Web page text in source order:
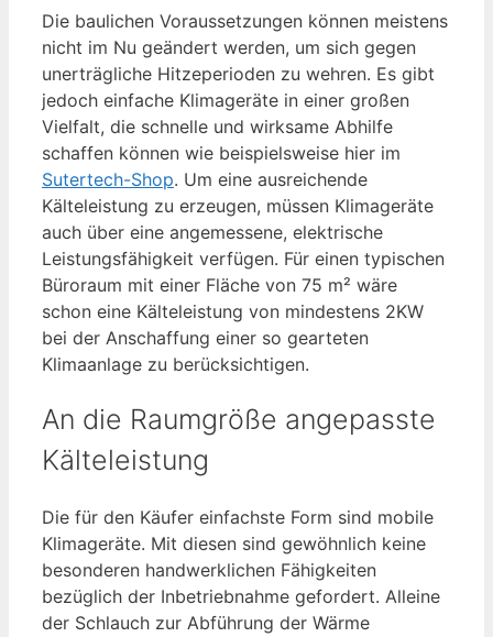
Die baulichen Voraussetzungen können meistens
nicht im Nu geändert werden, um sich gegen
unerträgliche Hitzeperioden zu wehren. Es gibt
jedoch einfache Klimageräte in einer großen
Vielfalt, die schnelle und wirksame Abhilfe
schaffen können wie beispielsweise hier im
Sutertech-Shop. Um eine ausreichende
Kälteleistung zu erzeugen, müssen Klimageräte
auch über eine angemessene, elektrische
Leistungsfähigkeit verfügen. Für einen typischen
Büroraum mit einer Fläche von 75 m² wäre
schon eine Kälteleistung von mindestens 2KW
bei der Anschaffung einer so gearteten
Klimaanlage zu berücksichtigen.
An die Raumgröße angepasste
Kälteleistung
Die für den Käufer einfachste Form sind mobile
Klimageräte. Mit diesen sind gewöhnlich keine
besonderen handwerklichen Fähigkeiten
bezüglich der Inbetriebnahme gefordert. Alleine
der Schlauch zur Abführung der Wärme